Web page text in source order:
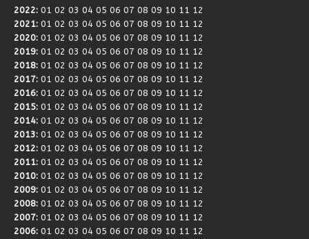
2022: 01 02 03 04 05 06 07 08 09 10 11 12
2021: 01 02 03 04 05 06 07 08 09 10 11 12
2020: 01 02 03 04 05 06 07 08 09 10 11 12
2019: 01 02 03 04 05 06 07 08 09 10 11 12
2018: 01 02 03 04 05 06 07 08 09 10 11 12
2017: 01 02 03 04 05 06 07 08 09 10 11 12
2016: 01 02 03 04 05 06 07 08 09 10 11 12
2015: 01 02 03 04 05 06 07 08 09 10 11 12
2014: 01 02 03 04 05 06 07 08 09 10 11 12
2013: 01 02 03 04 05 06 07 08 09 10 11 12
2012: 01 02 03 04 05 06 07 08 09 10 11 12
2011: 01 02 03 04 05 06 07 08 09 10 11 12
2010: 01 02 03 04 05 06 07 08 09 10 11 12
2009: 01 02 03 04 05 06 07 08 09 10 11 12
2008: 01 02 03 04 05 06 07 08 09 10 11 12
2007: 01 02 03 04 05 06 07 08 09 10 11 12
2006: 01 02 03 04 05 06 07 08 09 10 11 12